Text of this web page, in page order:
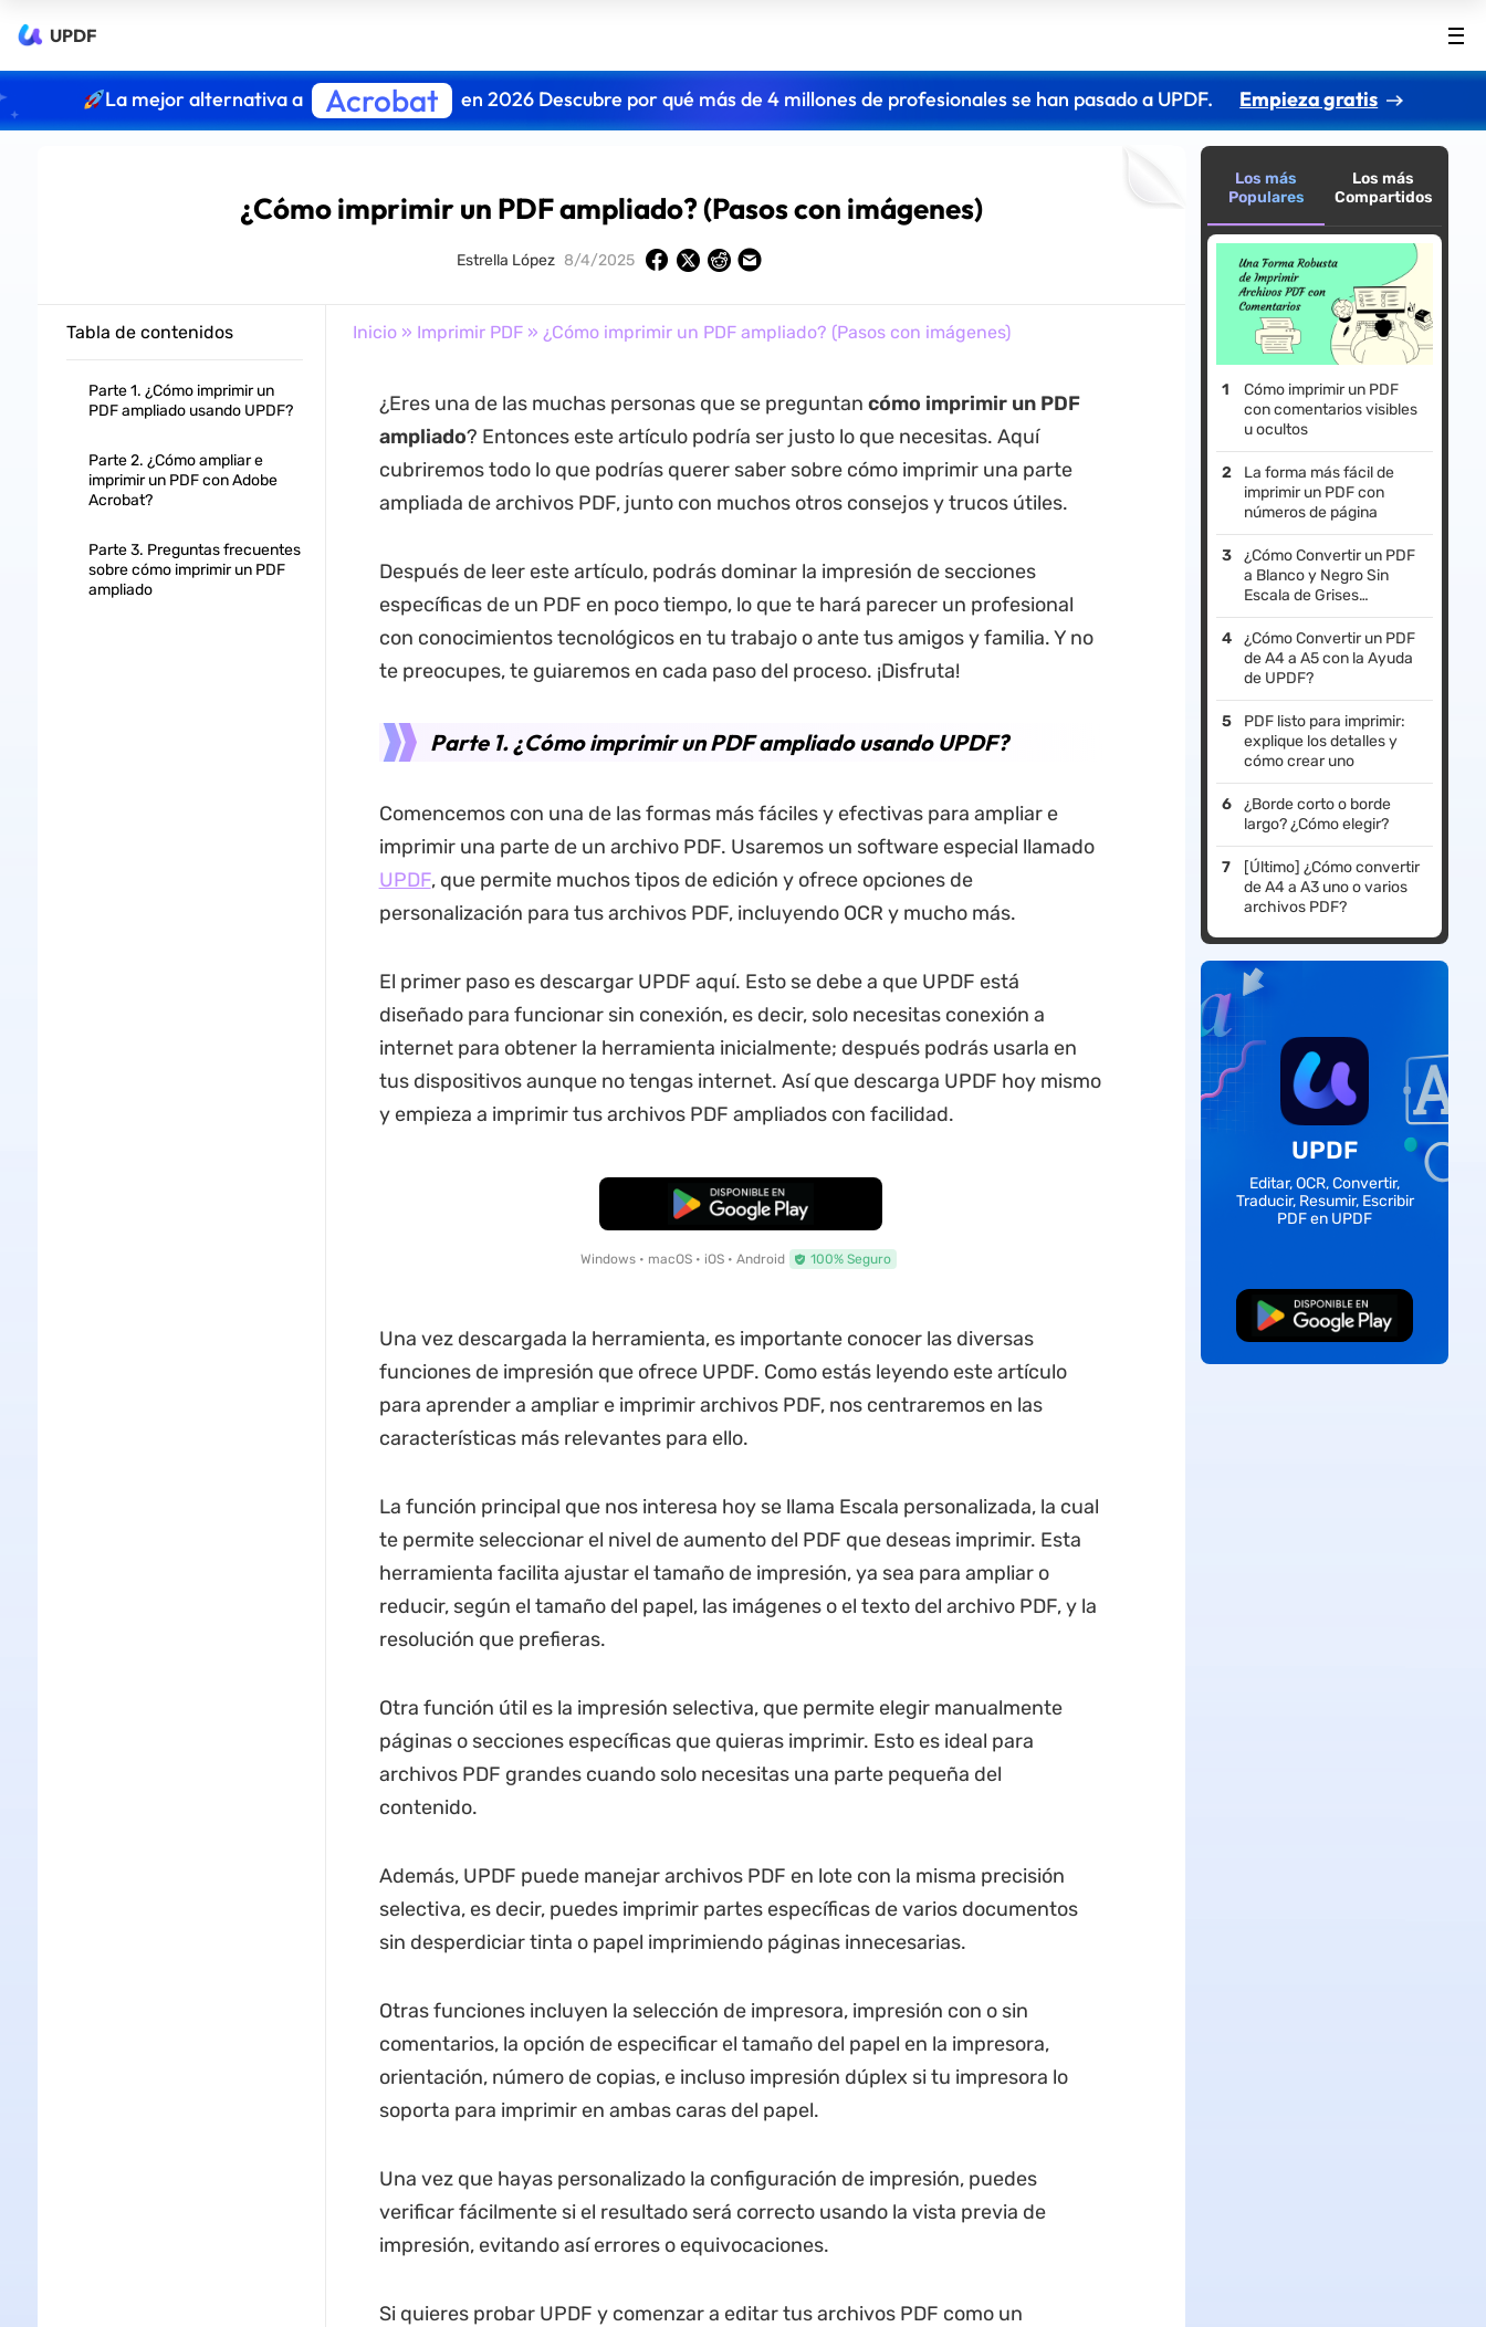
UPDF
La mejor alternativa a Acrobat en 2026 Descubre por qué más de 4 millones de profesionales se han pasado a UPDF. Empieza gratis
¿Cómo imprimir un PDF ampliado? (Pasos con imágenes)
Estrella López 8/4/2025
Tabla de contenidos
Parte 1. ¿Cómo imprimir un
PDF ampliado usando UPDF?
Parte 2. ¿Cómo ampliar e
imprimir un PDF con Adobe
Acrobat?
Parte 3. Preguntas frecuentes
sobre cómo imprimir un PDF
ampliado
Inicio» Imprimir PDF» ¿Cómo imprimir un PDF ampliado? (Pasos con imágenes)
¿Eres una de las muchas personas que se preguntan cómo imprimir un PDF
ampliado? Entonces este artículo podría ser justo lo que necesitas. Aquí
cubriremos todo lo que podrías querer saber sobre cómo imprimir una parte
ampliada de archivos PDF, junto con muchos otros consejos y trucos útiles.
Después de leer este artículo, podrás dominar la impresión de secciones
específicas de un PDF en poco tiempo, lo que te hará parecer un profesional
con conocimientos tecnológicos en tu trabajo o ante tus amigos y familia. Y no
te preocupes, te guiaremos en cada paso del proceso. ¡Disfruta!
Parte 1. ¿Cómo imprimir un PDF ampliado usando UPDF?
Comencemos con una de las formas más fáciles y efectivas para ampliar e
imprimir una parte de un archivo PDF. Usaremos un software especial llamado
UPDF, que permite muchos tipos de edición y ofrece opciones de
personalización para tus archivos PDF, incluyendo OCR y mucho más.
El primer paso es descargar UPDF aquí. Esto se debe a que UPDF está
diseñado para funcionar sin conexión, es decir, solo necesitas conexión a
internet para obtener la herramienta inicialmente; después podrás usarla en
tus dispositivos aunque no tengas internet. Así que descarga UPDF hoy mismo
y empieza a imprimir tus archivos PDF ampliados con facilidad.
Descarga Gratuita
Windows • macOS • iOS • Android 100% Seguro
Una vez descargada la herramienta, es importante conocer las diversas
funciones de impresión que ofrece UPDF. Como estás leyendo este artículo
para aprender a ampliar e imprimir archivos PDF, nos centraremos en las
características más relevantes para ello.
La función principal que nos interesa hoy se llama Escala personalizada, la cual
te permite seleccionar el nivel de aumento del PDF que deseas imprimir. Esta
herramienta facilita ajustar el tamaño de impresión, ya sea para ampliar o
reducir, según el tamaño del papel, las imágenes o el texto del archivo PDF, y la
resolución que prefieras.
Otra función útil es la impresión selectiva, que permite elegir manualmente
páginas o secciones específicas que quieras imprimir. Esto es ideal para
archivos PDF grandes cuando solo necesitas una parte pequeña del
contenido.
Además, UPDF puede manejar archivos PDF en lote con la misma precisión
selectiva, es decir, puedes imprimir partes específicas de varios documentos
sin desperdiciar tinta o papel imprimiendo páginas innecesarias.
Otras funciones incluyen la selección de impresora, impresión con o sin
comentarios, la opción de especificar el tamaño del papel en la impresora,
orientación, número de copias, e incluso impresión dúplex si tu impresora lo
soporta para imprimir en ambas caras del papel.
Una vez que hayas personalizado la configuración de impresión, puedes
verificar fácilmente si el resultado será correcto usando la vista previa de
impresión, evitando así errores o equivocaciones.
Si quieres probar UPDF y comenzar a editar tus archivos PDF como un
Los más
Populares
Los más
Compartidos
Cómo imprimir un PDF
con comentarios visibles
u ocultos
La forma más fácil de
imprimir un PDF con
números de página
¿Cómo Convertir un PDF
a Blanco y Negro Sin
Escala de Grises
Fácilmente? (3 Métodos)
¿Cómo Convertir un PDF
de A4 a A5 con la Ayuda
de UPDF?
PDF listo para imprimir:
explique los detalles y
cómo crear uno
¿Borde corto o borde
largo? ¿Cómo elegir?
[Último] ¿Cómo convertir
de A4 a A3 uno o varios
archivos PDF?
UPDF
Editar, OCR, Convertir,
Traducir, Resumir, Escribir
PDF en UPDF
Descarga Gratuita